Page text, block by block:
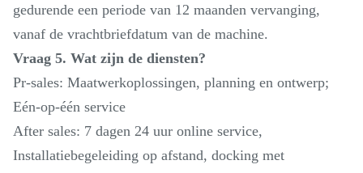
gedurende een periode van 12 maanden vervanging,
vanaf de vrachtbriefdatum van de machine.
Vraag 5. Wat zijn de diensten?
Pr-sales: Maatwerkoplossingen, planning en ontwerp;
Eén-op-één service
After sales: 7 dagen 24 uur online service,
Installatiebegeleiding op afstand, docking met